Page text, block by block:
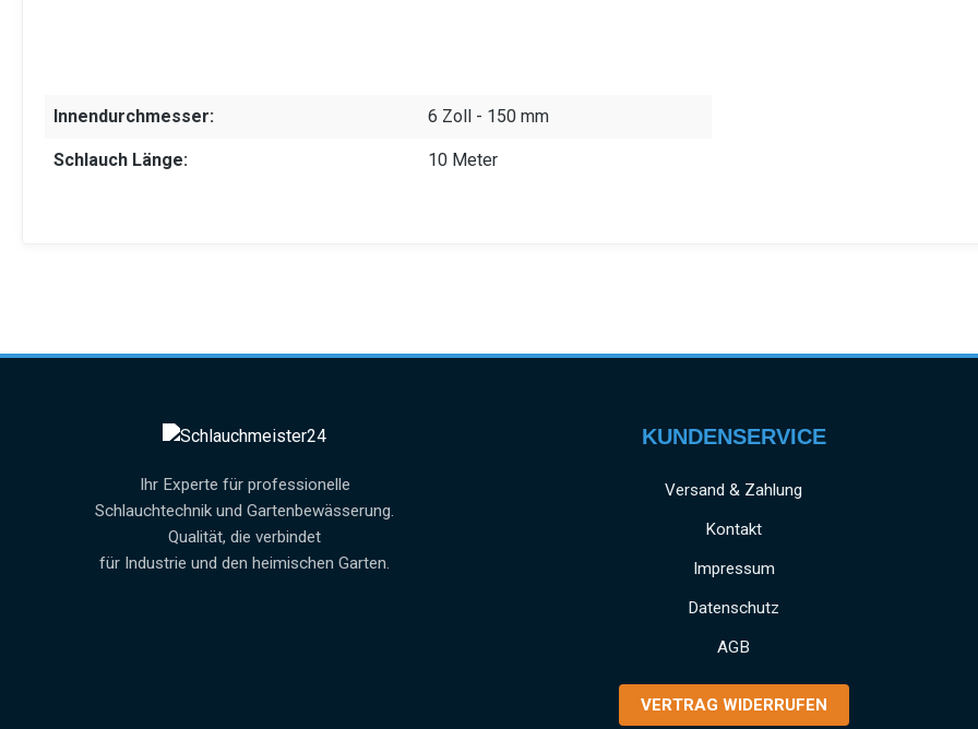
Innendurchmesser: 6 Zoll - 150 mm
Schlauch Länge: 10 Meter
Ihr Experte für professionelle
Schlauchtechnik und Gartenbewässerung.
Qualität, die verbindet
für Industrie und den heimischen Garten.
KUNDENSERVICE
Versand & Zahlung
Kontakt
Impressum
Datenschutz
AGB
VERTRAG WIDERRUFEN